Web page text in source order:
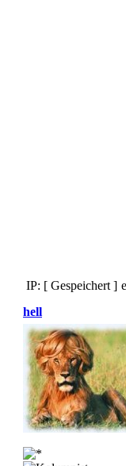
IP: [ Gespeichert ]
hell